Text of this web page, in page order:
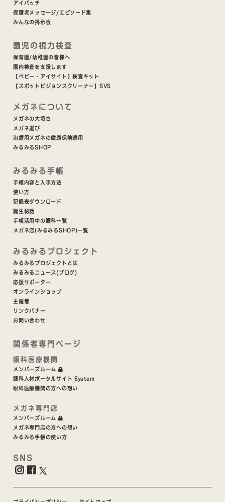
アイパッチ
保護者メッセージ/エピソード集
みんなの掲示板
園児の視力検査
保育園/幼稚園の皆様へ
園内検査を支援します
【ベビー・アイサイト】検査キット
【スポットビジョンスクリーナー】SVS
メガネについて
メガネの大切さ
メガネ選び
治療用メガネの健康保険適用
みるみるSHOP
みるみる手帳
手帳内容と入手方法
使い方
記録表ダウンロード
誕生秘話
手帳活用中の眼科一覧
メガネ店(みるみるSHOP)一覧
みるみるプロジェクト
みるみるプロジェクトとは
みるみるニュース(ブログ)
応援サポーター
オンラインショップ
主催者
リンクバナー
お問い合わせ
関係者専門ページ
眼科医療機関
メンバーズルーム
眼科人材ポータルサイト Eyetem
眼科医療機関の方への想い
メガネ専門店
メンバーズルーム
メガネ専門店の方への想い
みるみる手帳の使い方
SNS